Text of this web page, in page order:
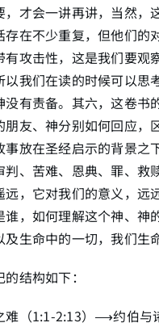
，才会一讲再讲，当然，
存在不少重复，但他们的
有攻击性，这是我们要观
以我们在读的时候可以思
没有责备。其六，这卷书
朋友、神分别如何回应，
事放在圣经启示的背景之
判、苦难、恩典、罪、救
远，它对我们的意义，远
谁，如何理解这个神、神
及生命中的一切，我们生
结构如下：
难（1:1-2:13）⟶约伯与